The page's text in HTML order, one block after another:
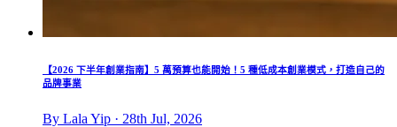
【2026 下半年創業指南】5 萬預算也能開始！5 種低成本創業模式，打造自己的
品牌事業
By Lala Yip · 28th Jul, 2026